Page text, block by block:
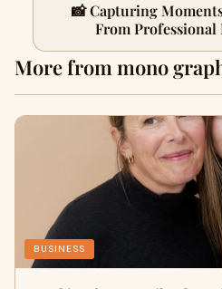
📸 Capturing
From Professional
Photobooths &
More from mono
BUSINESS